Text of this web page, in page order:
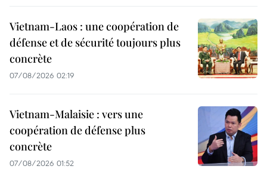
Vietnam-Laos : une coopération de
défense et de sécurité toujours plus
concrète
07/08/2026 02:19
Vietnam-Malaisie : vers une
coopération de défense plus
concrète
07/08/2026 01:52